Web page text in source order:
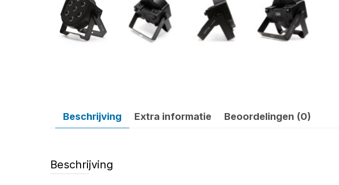
Beschrijving Extra informatie Beoordelingen (0)
Beschrijving